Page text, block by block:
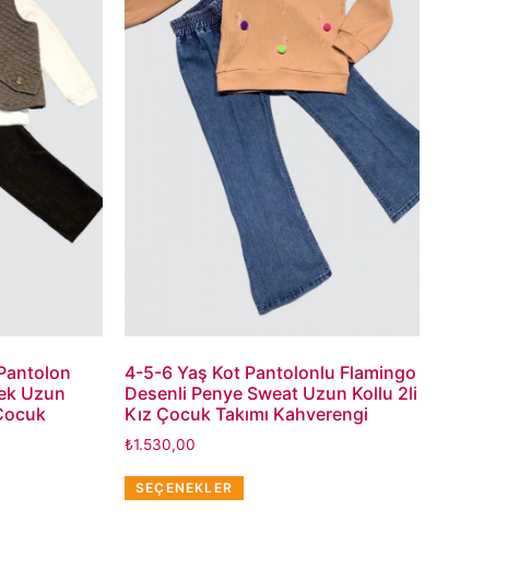
Uzun
4-5-6 Yaş Kot Pantolonlu Flamingo
Desenli Penye Sweat Uzun Kollu 2li
Kız Çocuk Takımı Kahverengi
₺1.530,00
SEÇENEKLER